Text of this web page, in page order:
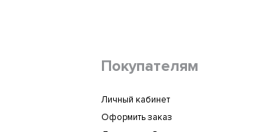
Покупателям
Личный кабинет
Оформить заказ